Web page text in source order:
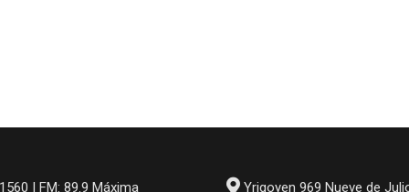
| FM: 89.9 Máxima Yrigoyen 969 Nueve de